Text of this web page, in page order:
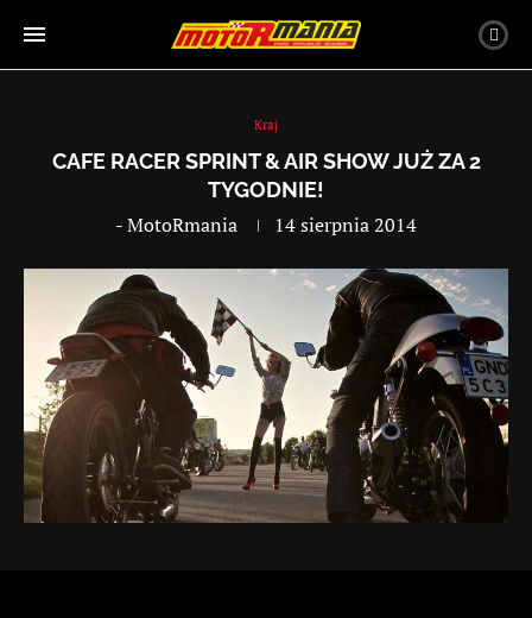
Kraj
CAFE RACER SPRINT & AIR SHOW JUŻ ZA 2
TYGODNIE!
-MotoRmania 14 sierpnia 2014